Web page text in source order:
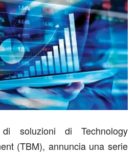
soluzioni di Technology
(TBM), annuncia una serie